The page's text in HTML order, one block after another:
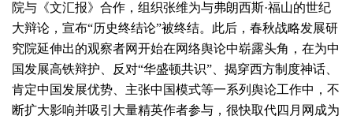
院与《文汇报》合作，组织张维为与弗朗西斯·福山的世纪
大辩论，宣布“历史终结论”被终结。此后，春秋战略发展研
究院延伸出的观察者网开始在网络舆论中崭露头角，在为中
国发展高铁辩护、反对“华盛顿共识”、揭穿西方制度神话、
肯定中国发展优势、主张中国模式等一系列舆论工作中，不
断扩大影响并吸引大量精英作者参与，很快取代四月网成为